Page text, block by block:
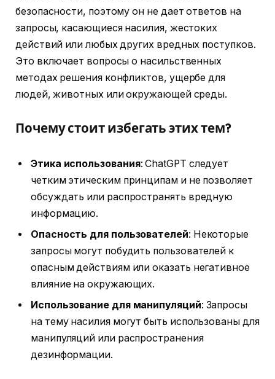
безопасности, поэтому он не дает ответов на
запросы, касающиеся насилия, жестоких
действий или любых других вредных поступков.
Это включает вопросы о насильственных
методах решения конфликтов, ущербе для
людей, животных или окружающей среды.
Почему стоит избегать этих тем?
Этика использования: ChatGPT следует
четким этическим принципам и не позволяет
обсуждать или распространять вредную
информацию.
Опасность для пользователей: Некоторые
запросы могут побудить пользователей к
опасным действиям или оказать негативное
влияние на окружающих.
Использование для манипуляций: Запросы
на тему насилия могут быть использованы для
манипуляций или распространения
дезинформации.